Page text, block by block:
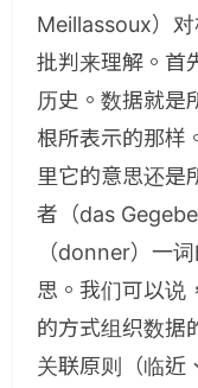
Meillassoux）
批判来理解。 首
历史。数据就是
根所表示的那样
里它的意思还
者（das
（donner）一
思。我们可以说
的方式组织数据
关联原则（临近